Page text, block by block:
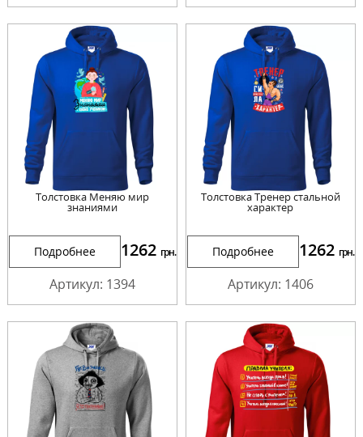
Толстовка Меняю мир
знаниями
Подробнее 1262 грн.
Артикул: 1394
Толстовка Тренер стальной
характер
Подробнее 1262 грн.
Артикул: 1406